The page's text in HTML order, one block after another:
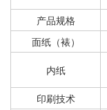
产品规格
面纸（裱）
内纸
印刷技术